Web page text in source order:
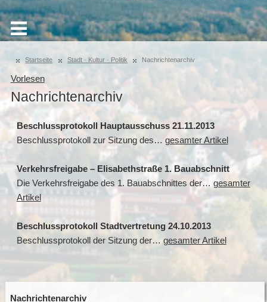
Startseite Stadt · Kultur · Politik Nachrichtenarchiv
Vorlesen
Nachrichtenarchiv
Beschlussprotokoll Hauptausschuss 21.11.2013
Beschlussprotokoll zur Sitzung des… gesamter Artikel
Verkehrsfreigabe – Elisabethstraße 1. Bauabschnitt
Die Verkehrsfreigabe des 1. Bauabschnittes der… gesamter
Artikel
Beschlussprotokoll Stadtvertretung 24.10.2013
Beschlussprotokoll der Sitzung der… gesamter Artikel
Nachrichtenarchiv